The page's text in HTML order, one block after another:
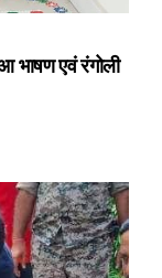
भाषण एवं रंगोली